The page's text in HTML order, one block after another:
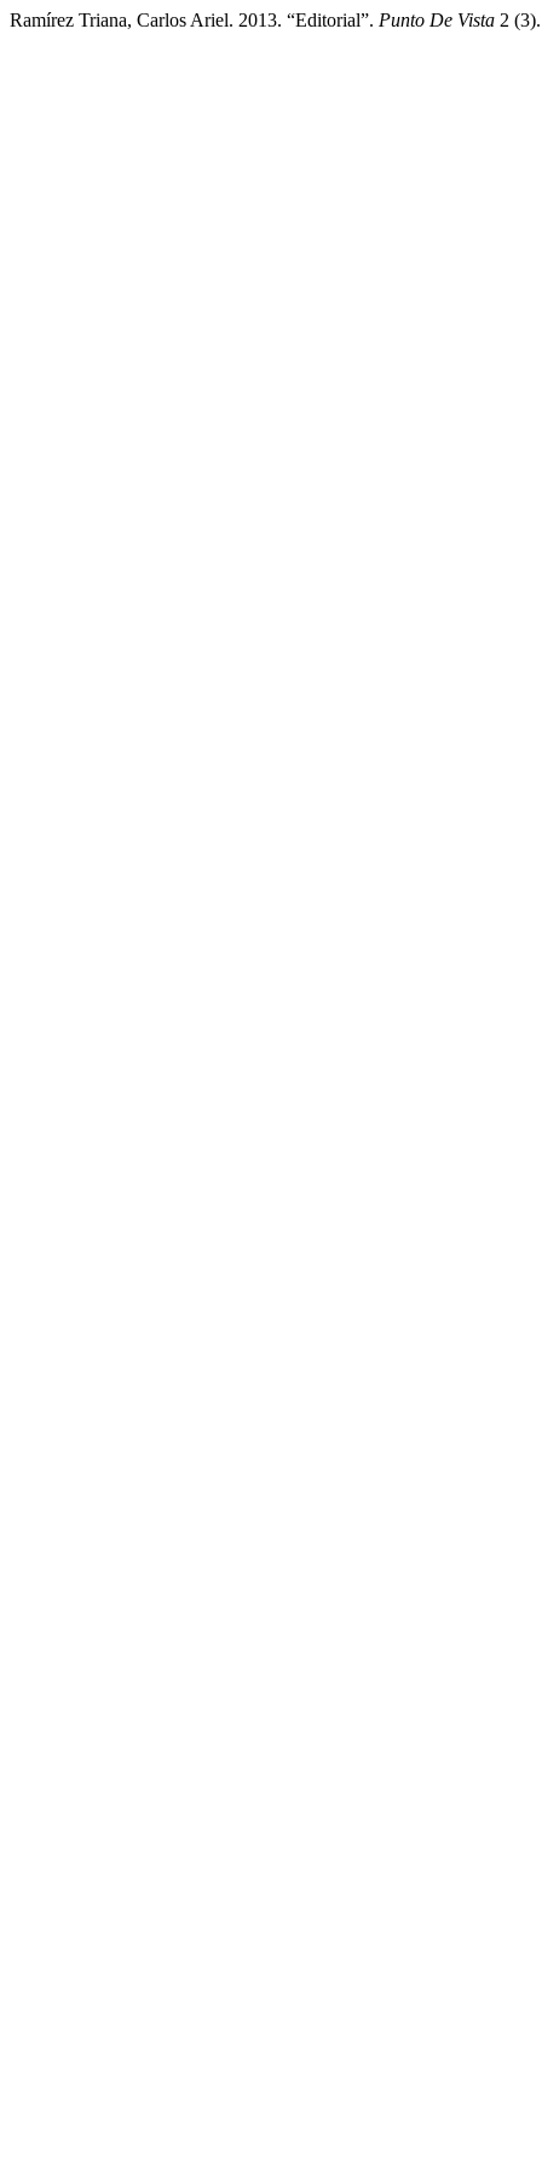
Ramírez Triana, Carlos Ariel. 2013. “Editorial”. Punto De Vista 2